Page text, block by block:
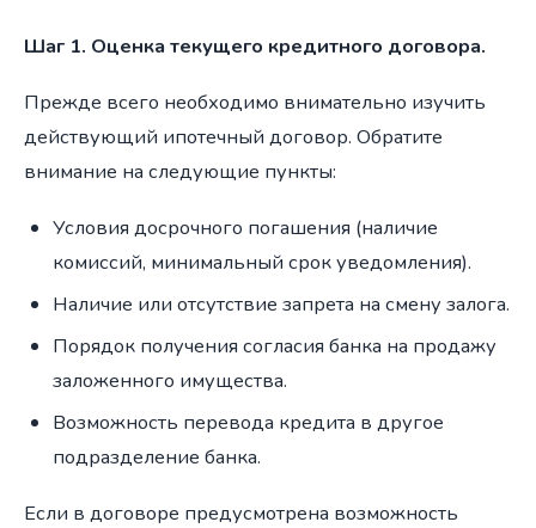
Шаг 1. Оценка текущего кредитного договора.
Прежде всего необходимо внимательно изучить
действующий ипотечный договор. Обратите
внимание на следующие пункты:
Условия досрочного погашения (наличие
комиссий, минимальный срок уведомления).
Наличие или отсутствие запрета на смену залога.
Порядок получения согласия банка на продажу
заложенного имущества.
Возможность перевода кредита в другое
подразделение банка.
Если в договоре предусмотрена возможность